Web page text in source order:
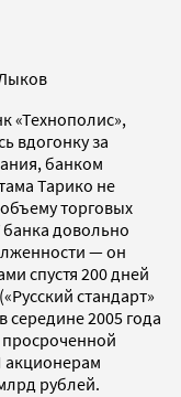
«Технополис»,
вдогонку за
банком
Тарико не
торговых
довольно
— он
спустя 200 дней
стандарт»
2005 года
акционерам
рублей.